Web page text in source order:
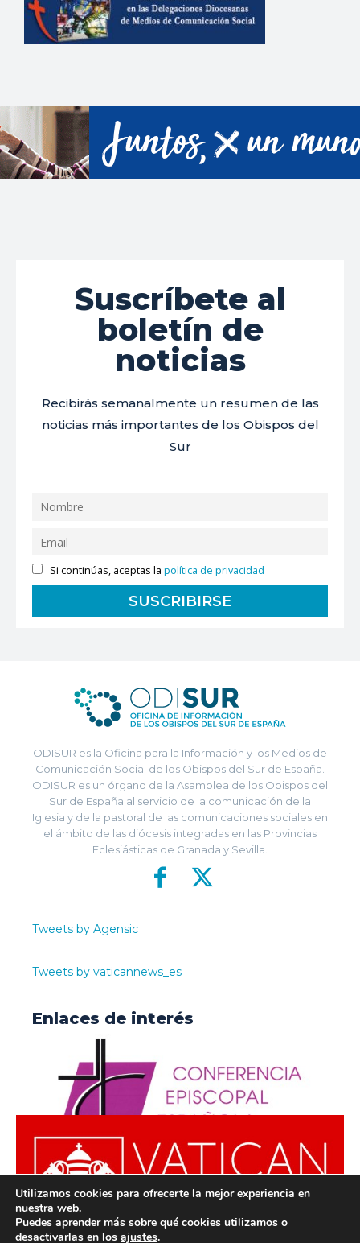
Suscríbete al
boletín de
noticias
Recibirás semanalmente un resumen de las
noticias más importantes de los Obispos del
Sur
Si continúas, aceptas lapolítica de privacidad
ODISUR es la Oficina para la Información y los Medios de
Comunicación Social de los Obispos del Sur de España.
ODISUR es un órgano de la Asamblea de los Obispos del
Sur de España al servicio de la comunicación de la
Iglesia y de la pastoral de las comunicaciones sociales en
el ámbito de las diócesis integradas en las Provincias
Eclesiásticas de Granada y Sevilla.
Tweets by Agensic
Tweets by vaticannews_es
Enlaces de interés
Utilizamos cookies para ofrecerte la mejor experiencia en
nuestra web.
Puedes aprender más sobre qué cookies utilizamos o
desactivarlas en los ajustes.